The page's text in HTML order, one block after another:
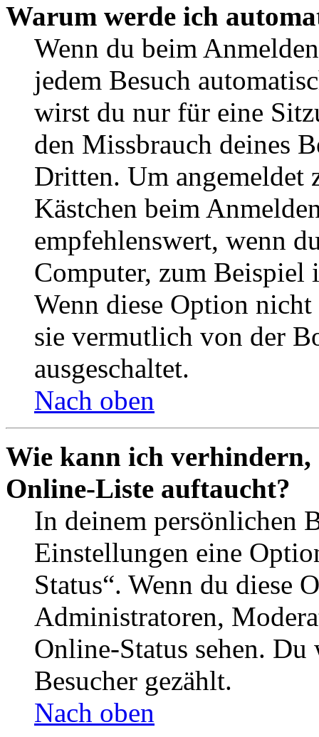
Warum werde ich
Wenn du beim
jedem Besuch
wirst du nur für eine
den Missbrauch deines
Dritten. Um angemeldet
Kästchen beim
empfehlenswert, wenn
Computer, zum Beispiel
Wenn diese Option
sie vermutlich von der
ausgeschaltet.
Nach oben
Wie kann ich verhindern,
Online-Liste auftaucht?
In deinem persönlichen
Einstellungen eine
Status“. Wenn du diese
Administratoren,
Online-Status sehen.
Besucher gezählt.
Nach oben